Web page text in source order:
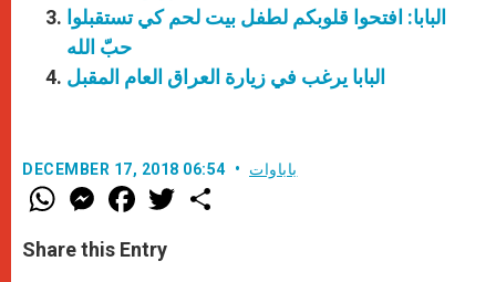
البابا: افتحوا قلوبكم لطفل بيت لحم كي تستقبلوا
حبّ الله
البابا يرغب في زيارة العراق العام المقبل
DECEMBER 17, 2018 06:54 باباوات
W
h
t
s
M
e
s
e
F
a
e
b
w
Share this Entry